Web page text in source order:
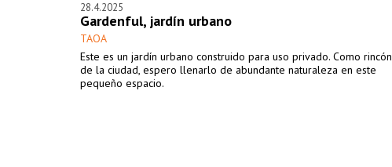
28.4.2025
Gardenful, jardín urbano
TAOA
Este es un jardín urbano construido para uso privado. Como rincón
de la ciudad, espero llenarlo de abundante naturaleza en este
pequeño espacio.